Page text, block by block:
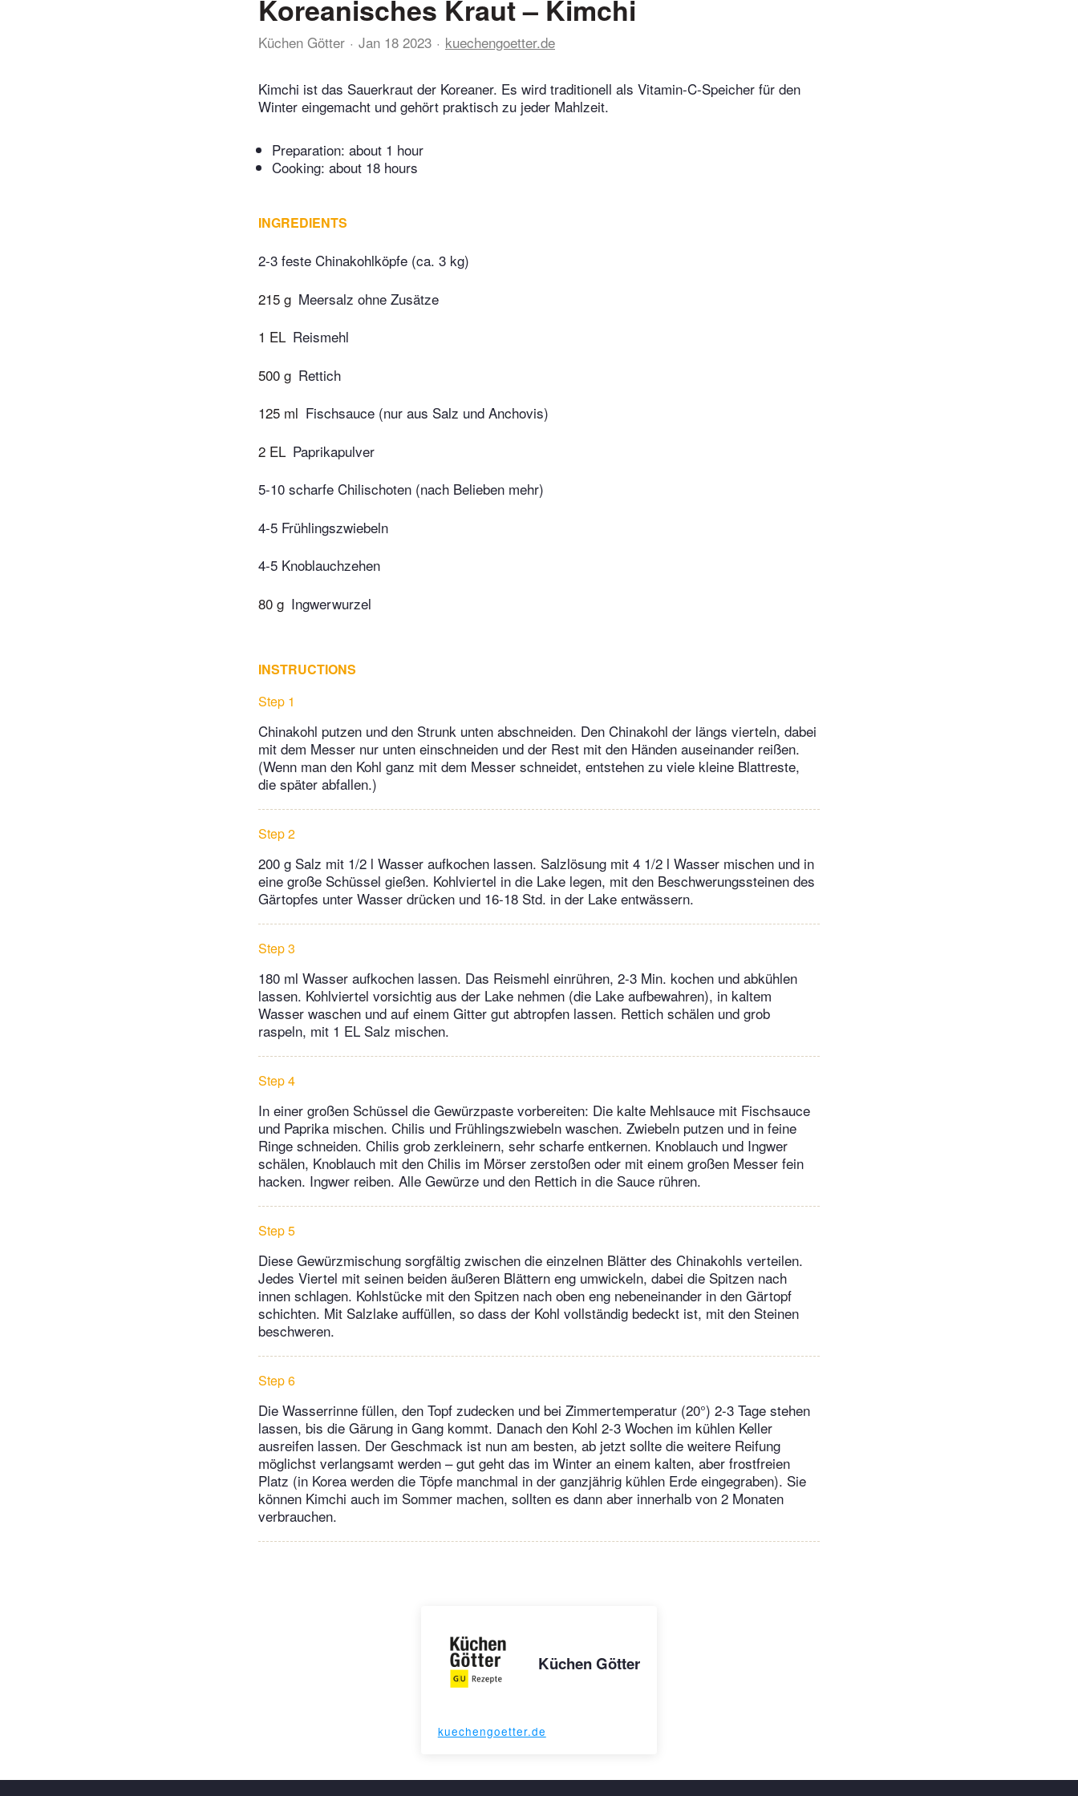
Koreanisches Kraut – Kimchi
Küchen Götter Jan 18 2023 kuechengoetter.de
Kimchi ist das Sauerkraut der Koreaner. Es wird traditionell als Vitamin-C-Speicher für den
Winter eingemacht und gehört praktisch zu jeder Mahlzeit.
Preparation: about 1 hour
Cooking: about 18 hours
INGREDIENTS
2-3 feste Chinakohlköpfe (ca. 3 kg)
215 g Meersalz ohne Zusätze
1 EL Reismehl
500 g Rettich
125 ml Fischsauce (nur aus Salz und Anchovis)
2 EL Paprikapulver
5-10 scharfe Chilischoten (nach Belieben mehr)
4-5 Frühlingszwiebeln
4-5 Knoblauchzehen
80 g Ingwerwurzel
INSTRUCTIONS
Step 1
Chinakohl putzen und den Strunk unten abschneiden. Den Chinakohl der längs vierteln, dabei
mit dem Messer nur unten einschneiden und der Rest mit den Händen auseinander reißen.
(Wenn man den Kohl ganz mit dem Messer schneidet, entstehen zu viele kleine Blattreste,
die später abfallen.)
Step 2
200 g Salz mit 1/2 l Wasser aufkochen lassen. Salzlösung mit 4 1/2 l Wasser mischen und in
eine große Schüssel gießen. Kohlviertel in die Lake legen, mit den Beschwerungssteinen des
Gärtopfes unter Wasser drücken und 16-18 Std. in der Lake entwässern.
Step 3
180 ml Wasser aufkochen lassen. Das Reismehl einrühren, 2-3 Min. kochen und abkühlen
lassen. Kohlviertel vorsichtig aus der Lake nehmen (die Lake aufbewahren), in kaltem
Wasser waschen und auf einem Gitter gut abtropfen lassen. Rettich schälen und grob
raspeln, mit 1 EL Salz mischen.
Step 4
In einer großen Schüssel die Gewürzpaste vorbereiten: Die kalte Mehlsauce mit Fischsauce
und Paprika mischen. Chilis und Frühlingszwiebeln waschen. Zwiebeln putzen und in feine
Ringe schneiden. Chilis grob zerkleinern, sehr scharfe entkernen. Knoblauch und Ingwer
schälen, Knoblauch mit den Chilis im Mörser zerstoßen oder mit einem großen Messer fein
hacken. Ingwer reiben. Alle Gewürze und den Rettich in die Sauce rühren.
Step 5
Diese Gewürzmischung sorgfältig zwischen die einzelnen Blätter des Chinakohls verteilen.
Jedes Viertel mit seinen beiden äußeren Blättern eng umwickeln, dabei die Spitzen nach
innen schlagen. Kohlstücke mit den Spitzen nach oben eng nebeneinander in den Gärtopf
schichten. Mit Salzlake auffüllen, so dass der Kohl vollständig bedeckt ist, mit den Steinen
beschweren.
Step 6
Die Wasserrinne füllen, den Topf zudecken und bei Zimmertemperatur (20°) 2-3 Tage stehen
lassen, bis die Gärung in Gang kommt. Danach den Kohl 2-3 Wochen im kühlen Keller
ausreifen lassen. Der Geschmack ist nun am besten, ab jetzt sollte die weitere Reifung
möglichst verlangsamt werden – gut geht das im Winter an einem kalten, aber frostfreien
Platz (in Korea werden die Töpfe manchmal in der ganzjährig kühlen Erde eingegraben). Sie
können Kimchi auch im Sommer machen, sollten es dann aber innerhalb von 2 Monaten
verbrauchen.
Küchen Götter
kuechengoetter.de